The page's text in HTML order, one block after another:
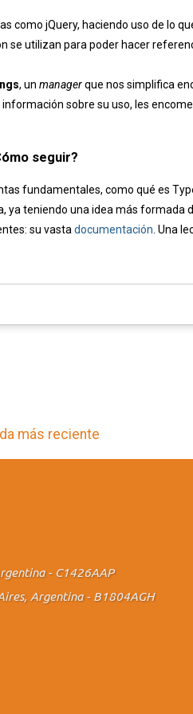
como jQuery, haciendo uso de lo
se utilizan para poder hacer
, un managerque nos simplifica
información sobre su uso, les
seguir?
fundamentales, como qué es
teniendo una idea más formada
su vastadocumentación. Una
más reciente
- C1426AAP
Argentina - B1804AGH